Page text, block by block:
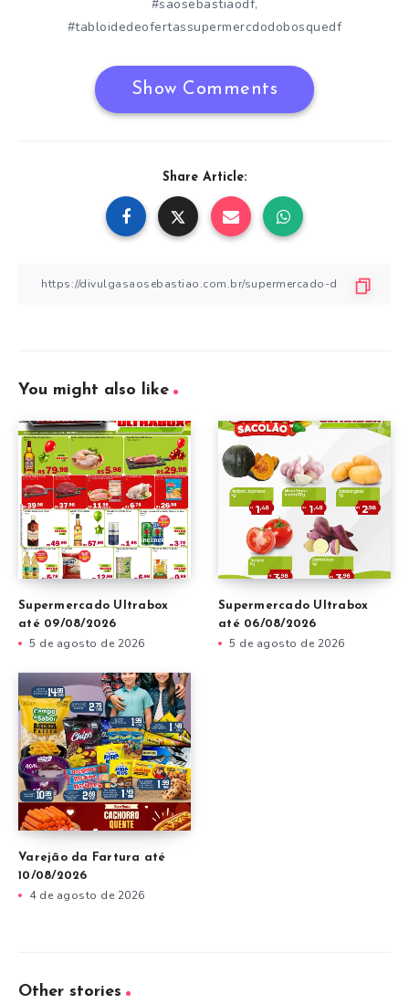
#saosebastiaodf,
#tabloidedeofertassupermercdodobosquedf
Show Comments
Share Article:
You might also like
Supermercado Ultrabox
até 09/08/2026
5 de agosto de 2026
Supermercado Ultrabox
até 06/08/2026
5 de agosto de 2026
Varejão da Fartura até
10/08/2026
4 de agosto de 2026
Other stories